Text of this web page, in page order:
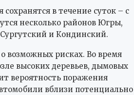
в течение суток – с
несколько районов Югры,
и Кондинский.
возможных рисках. Во время
высоких деревьев, дымовых
вероятность поражения
вблизи потенциально